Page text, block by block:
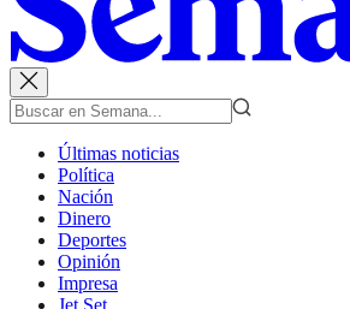
Últimas noticias
Política
Nación
Dinero
Deportes
Opinión
Impresa
Jet Set